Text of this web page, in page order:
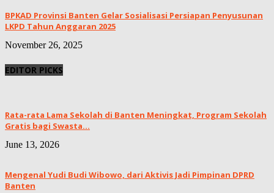
BPKAD Provinsi Banten Gelar Sosialisasi Persiapan Penyusunan
LKPD Tahun Anggaran 2025
November 26, 2025
EDITOR PICKS
Rata-rata Lama Sekolah di Banten Meningkat, ‎Program Sekolah
Gratis bagi Swasta...
June 13, 2026
Mengenal Yudi Budi Wibowo, dari Aktivis Jadi Pimpinan DPRD
Banten